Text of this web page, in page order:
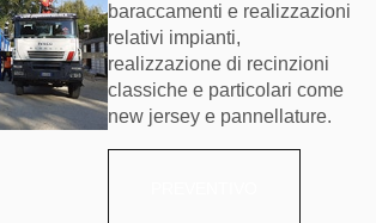
baraccamenti e realizzazioni
relativi impianti,
realizzazione di recinzioni
classiche e particolari come
new jersey e pannellature.